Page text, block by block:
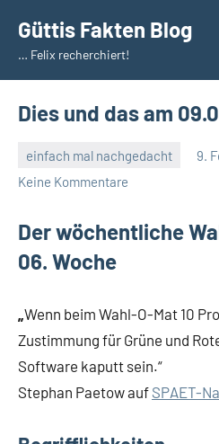
Inhalt
springen
Güttis Fakten Blog
… Felix recherchiert!
Dies und das am
einfach mal nachgedacht 9.
Keine Kommentare
Der wöchentliche
06. Woche
„Wenn beim Wahl-O-Mat 10
Zustimmung für Grüne und
Software kaputt sein.“
Stephan Paetow auf SPAET-